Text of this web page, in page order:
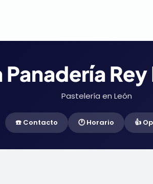
Pastelería en León
☎️ Contacto 🕐 Horario 👍